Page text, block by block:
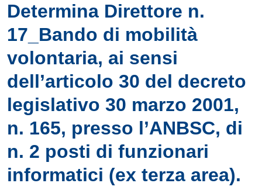
Determina Direttore n.
17_Bando di mobilità
volontaria, ai sensi
dell’articolo 30 del decreto
legislativo 30 marzo 2001,
n. 165, presso l’ANBSC, di
n. 2 posti di funzionari
informatici (ex terza area).